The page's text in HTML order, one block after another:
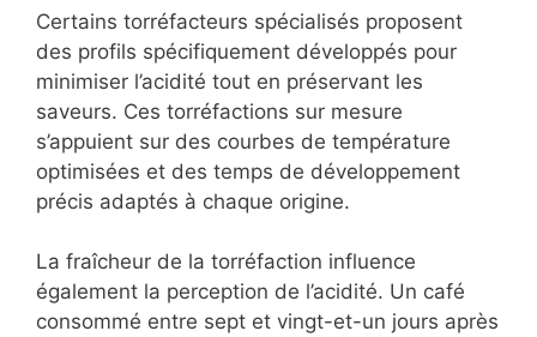
Certains torréfacteurs spécialisés proposent
des profils spécifiquement développés pour
minimiser l’acidité tout en préservant les
saveurs. Ces torréfactions sur mesure
s’appuient sur des courbes de température
optimisées et des temps de développement
précis adaptés à chaque origine.
La fraîcheur de la torréfaction influence
également la perception de l’acidité. Un café
consommé entre sept et vingt-et-un jours après